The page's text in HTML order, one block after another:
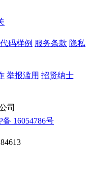
码样例 服务条款 隐私
举报滥用 招贤纳士
司
备 16054786号